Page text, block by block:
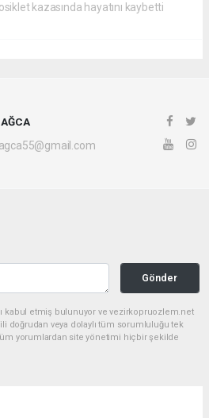
kazasında hayatını kaybetti
Gönder
kabul etmiş bulunuyor ve vezirkopruozlem.net
doğrudan veya dolaylı tüm sorumluluğu tek
yorumlardan site yönetimi hiçbir şekilde